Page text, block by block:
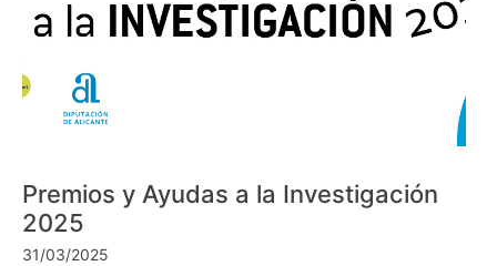
Premios y Ayudas a la Investigación
2025
31/03/2025